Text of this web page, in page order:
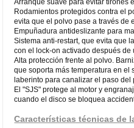
Rodamientos protegidos contra el
evita que el polvo pase a través de
Empuñadura antideslizante para
Sistema anti-restart, que evita que
con el lock-on activado después de
Alta protección frente al polvo.
que soporta más temperatura en el
laberinto para canalizar el paso del
El "SJS" protege al motor y
cuando el disco se bloquea
Características técnicas de